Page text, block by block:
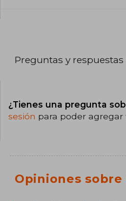
Preguntas y
¿Tienes una pregunta
sesión para poder
Opiniones